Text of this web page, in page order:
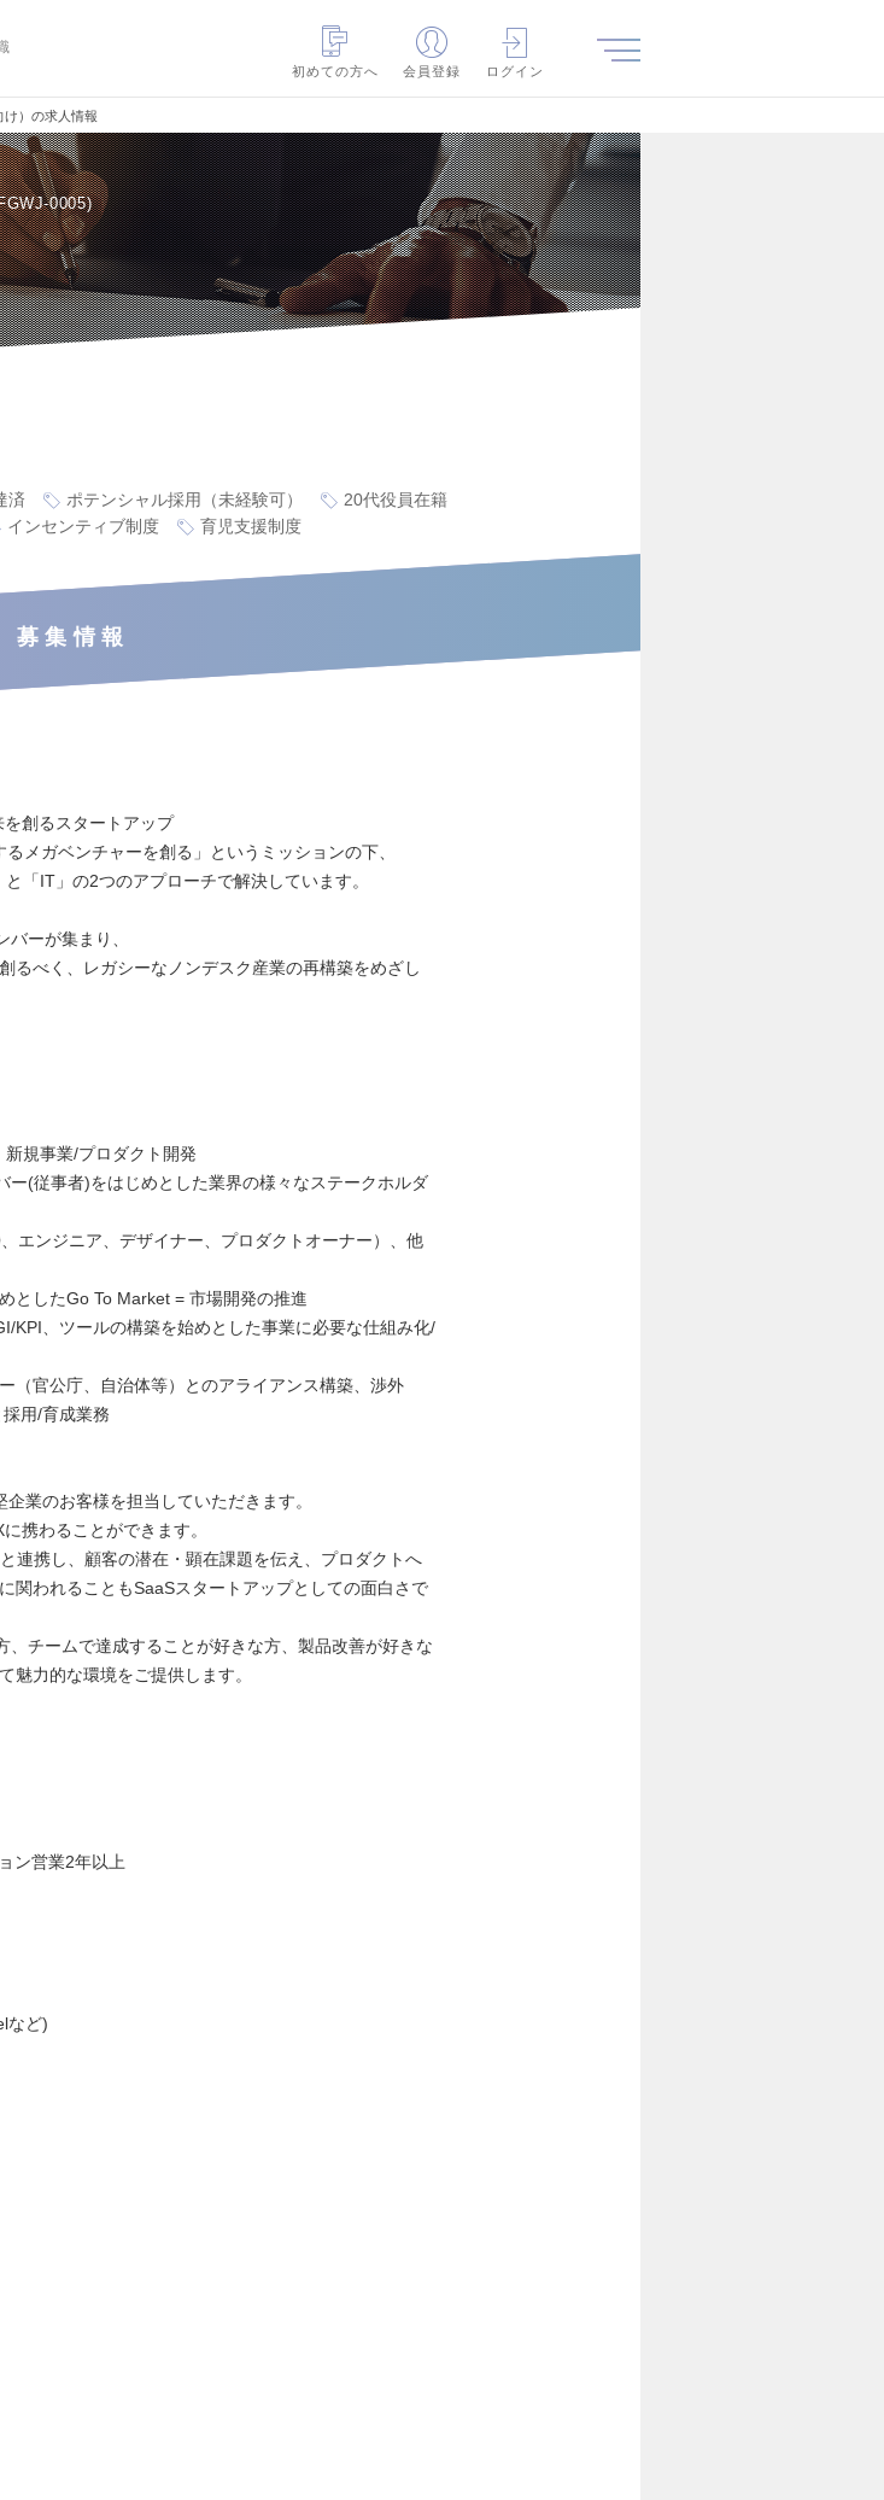
初めての方へ
会員登録 ログイン
け）の求人情報
0005
済 ポテンシャル採用（未経験可）
20代役員在籍
インセンティブ制度 育児支援制度
募集情報
創るスタートアップ
メガベンチャーを創る」というミッションの下、
「IT」の2つのアプローチで解決しています。
ーが集まり、
るべく、レガシーなノンデスク産業の再構築をめざし
新規事業/プロダクト開発
ー(従事者)をはじめとした業界の様々なステークホルダ
エンジニア、デザイナー、プロダクトオーナー）、他
としたGo To Market = 市場開発の推進
KPI、ツールの構築を始めとした事業に必要な仕組み化/
（官公庁、自治体等）とのアライアンス構築、渉外
用/育成業務
業のお客様を担当していただきます。
携わることができます。
連携し、顧客の潜在・顕在課題を伝え、プロダクトへ
関われることもSaaSスタートアップとしての面白さで
、チームで達成することが好きな方、製品改善が好きな
魅力的な環境をご提供します。
ン営業2年以上
など)